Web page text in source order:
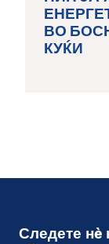
ВО
КУЌИ
Следете нè